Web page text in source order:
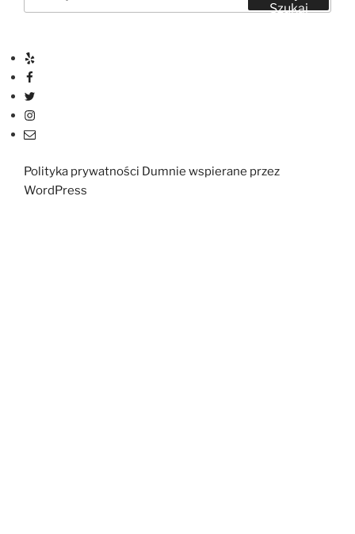
Szukaj
Yelp
Facebook
Twitter
Instagram
E-
Polityka prywatności Dumnie wspierane przez
WordPress